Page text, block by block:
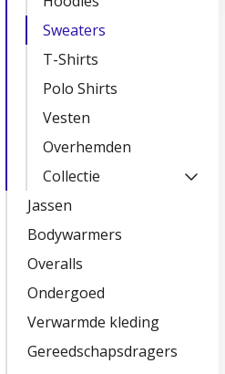
Sweaters
T-Shirts
Polo Shirts
Vesten
Overhemden
Collectie
Jassen
Bodywarmers
Overalls
Ondergoed
Verwarmde kleding
Gereedschapsdragers